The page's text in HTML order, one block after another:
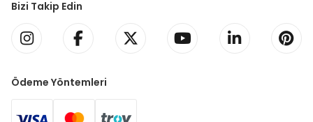
Bizi Takip Edin
Ödeme Yöntemleri